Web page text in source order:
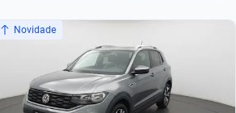
Novidade